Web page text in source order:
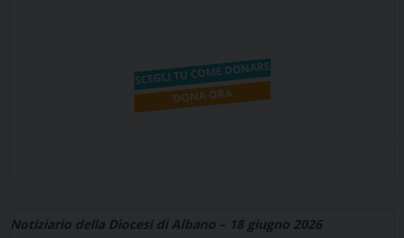
Notiziario della Diocesi di Albano – 18 giugno 2026